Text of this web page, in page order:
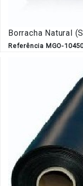
Borracha Natural
Referência MGO-